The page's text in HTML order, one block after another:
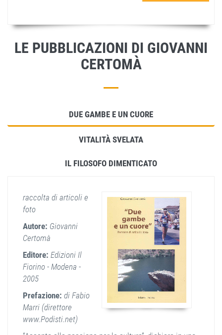
LE PUBBLICAZIONI DI GIOVANNI
CERTOMÀ
DUE GAMBE E UN CUORE
VITALITÀ SVELATA
IL FILOSOFO DIMENTICATO
raccolta di articoli e
foto
Autore: Giovanni
Certomà
Editore: Edizioni Il
Fiorino - Modena -
2005
Prefazione: di Fabio
Marri (direttore
www.Podisti.net)